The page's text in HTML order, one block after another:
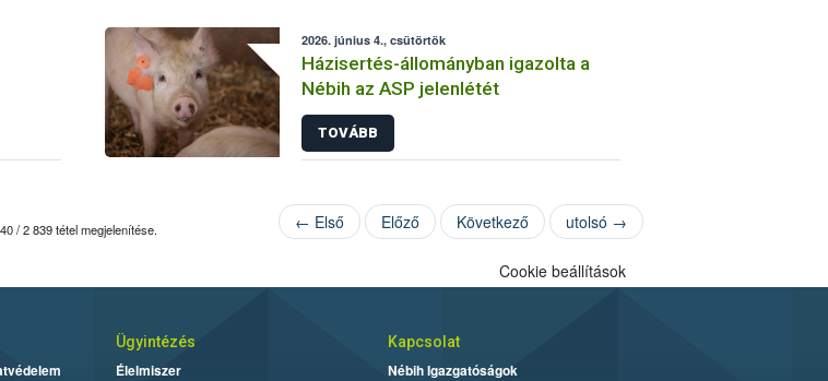
2026. június 4., csütörtök
Házisertés-állományban igazolta a
Nébih az ASP jelenlétét
TOVÁBB
/ 2 839 tétel megjelenítése. ← Első Előző Következő utolsó →
Cookie beállítások
Ügyintézés
Élelmiszer
Kapcsolat
Nébih Igazgatóságok